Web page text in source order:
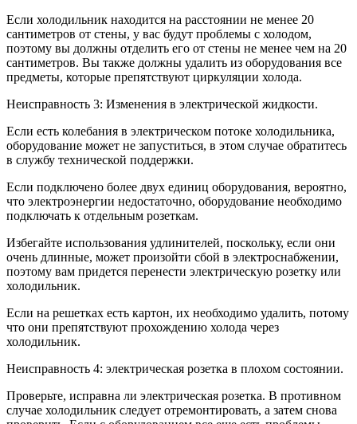
Если холодильник находится на расстоянии не менее 20
сантиметров от стены, у вас будут проблемы с холодом,
поэтому вы должны отделить его от стены не менее чем на 20
сантиметров. Вы также должны удалить из оборудования все
предметы, которые препятствуют циркуляции холода.
Неисправность 3: Изменения в электрической жидкости.
Если есть колебания в электрическом потоке холодильника,
оборудование может не запуститься, в этом случае обратитесь
в службу технической поддержки.
Если подключено более двух единиц оборудования, вероятно,
что электроэнергии недостаточно, оборудование необходимо
подключать к отдельным розеткам.
Избегайте использования удлинителей, поскольку, если они
очень длинные, может произойти сбой в электроснабжении,
поэтому вам придется перенести электрическую розетку или
холодильник.
Если на решетках есть картон, их необходимо удалить, потому
что они препятствуют прохождению холода через
холодильник.
Неисправность 4: электрическая розетка в плохом состоянии.
Проверьте, исправна ли электрическая розетка. В противном
случае холодильник следует отремонтировать, а затем снова